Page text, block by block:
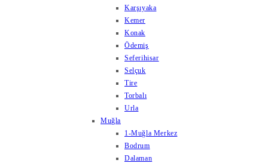
Karşıyaka
Kemer
Konak
Ödemiş
Seferihisar
Selçuk
Tire
Torbalı
Urla
Muğla
1-Muğla Merkez
Bodrum
Dalaman